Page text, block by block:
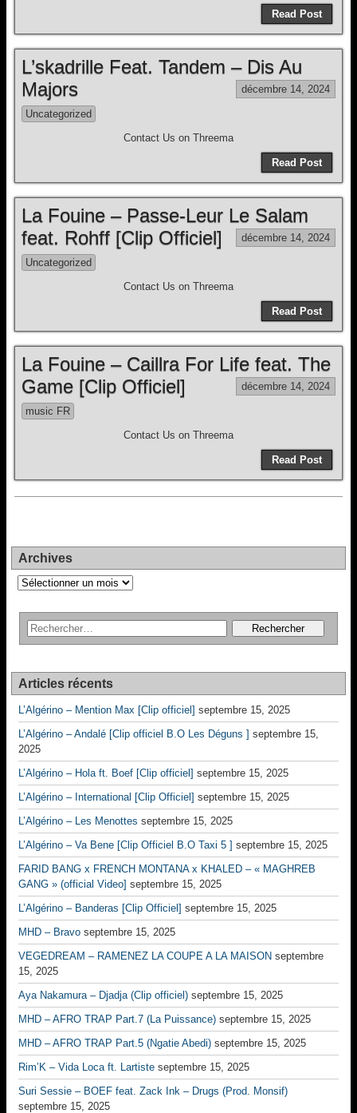
Read Post
L’skadrille Feat. Tandem – Dis Au
Majors
décembre 14, 2024
Uncategorized
Contact Us on Threema
Read Post
La Fouine – Passe-Leur Le Salam
feat. Rohff [Clip Officiel]
décembre 14, 2024
Uncategorized
Contact Us on Threema
Read Post
La Fouine – Caillra For Life feat. The
Game [Clip Officiel]
décembre 14, 2024
music FR
Contact Us on Threema
Read Post
Archives
Archives
Articles récents
L’Algérino – Mention Max [Clip officiel] septembre 15, 2025
L’Algérino – Andalé [Clip officiel B.O Les Déguns ] septembre 15,
2025
L’Algérino – Hola ft. Boef [Clip officiel] septembre 15, 2025
L’Algérino – International [Clip Officiel] septembre 15, 2025
L’Algérino – Les Menottes septembre 15, 2025
L’Algérino – Va Bene [Clip Officiel B.O Taxi 5 ] septembre 15, 2025
FARID BANG x FRENCH MONTANA x KHALED – « MAGHREB
GANG » (official Video] septembre 15, 2025
L’Algérino – Banderas [Clip Officiel] septembre 15, 2025
MHD – Bravo septembre 15, 2025
VEGEDREAM – RAMENEZ LA COUPE A LA MAISON septembre
15, 2025
Aya Nakamura – Djadja (Clip officiel) septembre 15, 2025
MHD – AFRO TRAP Part.7 (La Puissance) septembre 15, 2025
MHD – AFRO TRAP Part.5 (Ngatie Abedi) septembre 15, 2025
Rim’K – Vida Loca ft. Lartiste septembre 15, 2025
Suri Sessie – BOEF feat. Zack Ink – Drugs (Prod. Monsif)
septembre 15, 2025